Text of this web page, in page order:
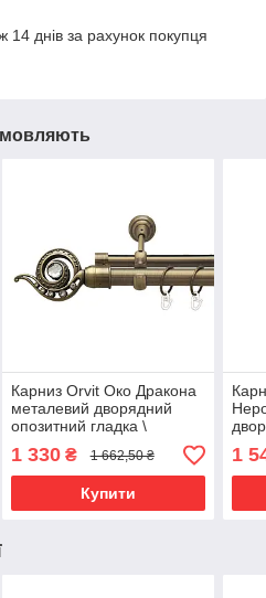
днів за рахунок покупця
Карниз Orvit Око Дракона
металевий дворядний
опозитний гладка \
металеве Антик 25\19 мм
200 см
1 330₴ 1 662,50 ₴
Купити
300
1